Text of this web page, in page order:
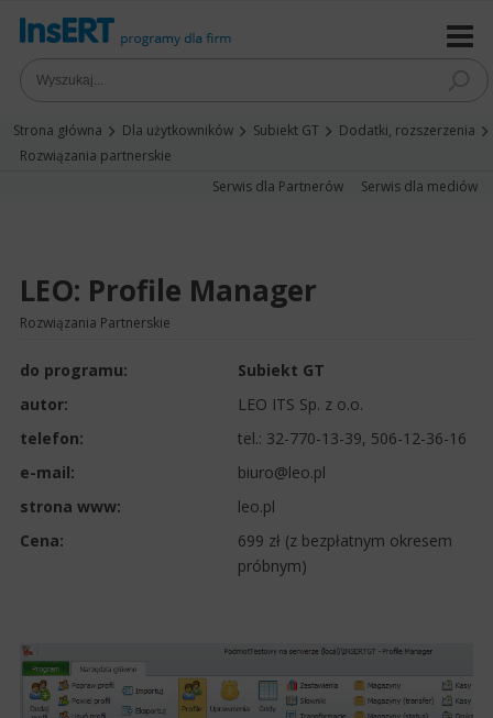
Strona główna Dla użytkowników Subiekt GT
Dodatki, rozszerzenia
Rozwiązania partnerskie
Serwis dla Partnerów
Serwis dla mediów
LEO: Profile Manager
Rozwiązania Partnerskie
do programu:
Subiekt GT
autor:
LEO ITS Sp. z o.o.
telefon:
tel.: 32-770-13-39, 506-12-36-16
e-mail:
biuro@leo.pl
strona www:
leo.pl
Cena:
699 zł (z bezpłatnym okresem
próbnym)